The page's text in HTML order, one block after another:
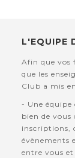
L'EQUIPE
Afin que vos
que les
Club a mis
- Une équipe
bien de vous
inscriptions,
évènements
entre vous